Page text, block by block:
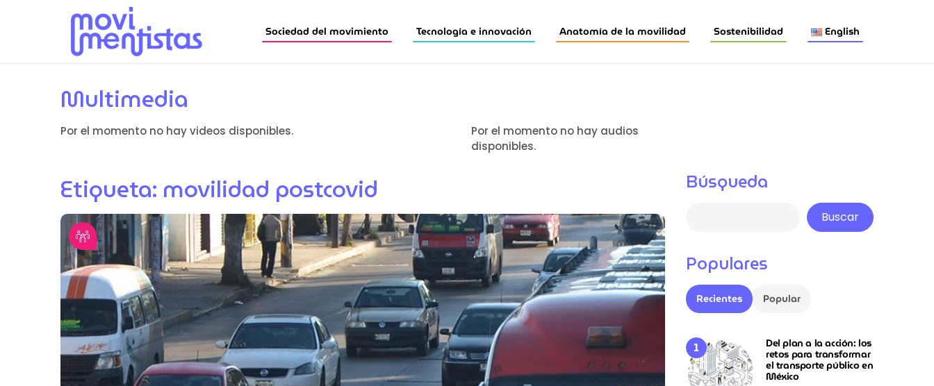
Sociedad del movimiento Tecnología e innovación Anatomía de la movilidad Sostenibilidad English
Multimedia
Por el momento no hay videos disponibles.
Por el momento no hay audios
disponibles.
Etiqueta: movilidad postcovid Búsqueda
Buscar
Populares
Recientes Popular
Del plan a la acción: los
retos para transformar
el transporte público en
México